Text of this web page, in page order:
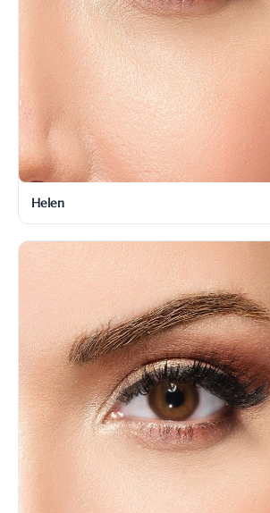
Helen